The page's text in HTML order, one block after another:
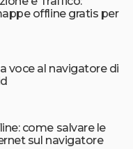
offline gratis per
voce al navigatore di
come salvare le
sul navigatore